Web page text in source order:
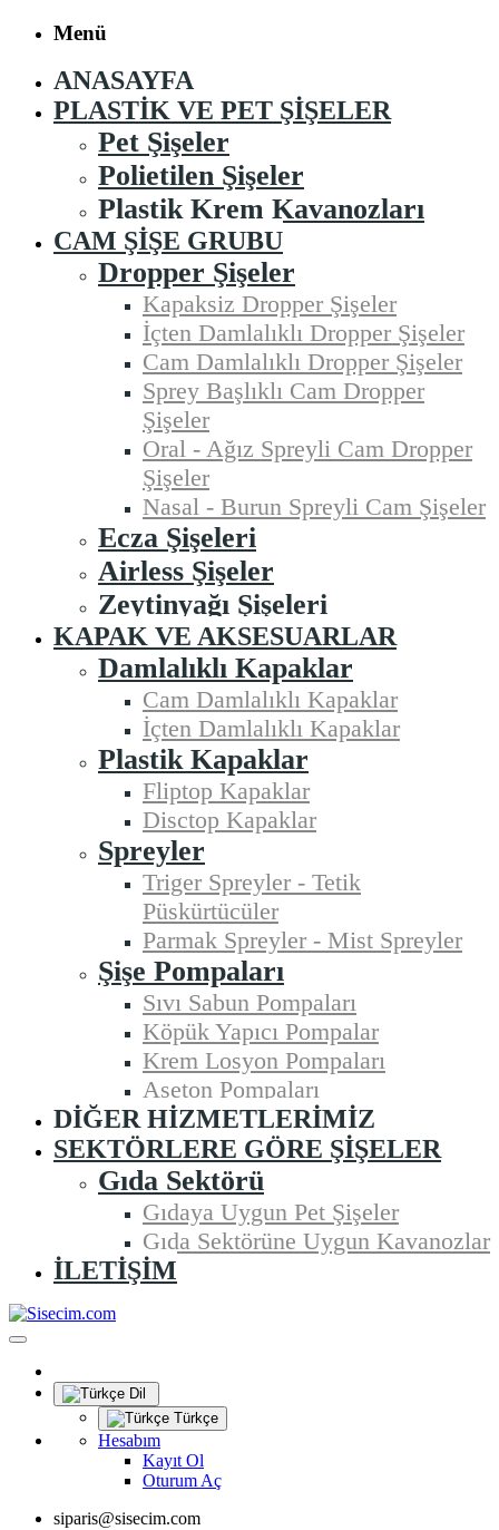
Menü
ANASAYFA
PLASTIK VE PET ŞIŞELER
Pet Şişeler
Polietilen Şişeler
Plastik Krem Kavanozları
CAM ŞIŞE GRUBU
Dropper Şişeler
Kapaksiz Dropper Şişeler
İçten Damlalıklı Dropper Şişeler
Cam Damlalıklı Dropper Şişeler
Sprey Başlıklı Cam Dropper
Şişeler
Oral - Ağız Spreyli Cam Dropper
Şişeler
Nasal - Burun Spreyli Cam Şişeler
Ecza Şişeleri
Airless Şişeler
Zeytinyağı Şişeleri
KAPAK VE AKSESUARLAR
Damlalıklı Kapaklar
Cam Damlalıklı Kapaklar
İçten Damlalıklı Kapaklar
Plastik Kapaklar
Fliptop Kapaklar
Disctop Kapaklar
Spreyler
Triger Spreyler - Tetik
Püskürtücüler
Parmak Spreyler - Mist Spreyler
Şişe Pompaları
Sıvı Sabun Pompaları
Köpük Yapıcı Pompalar
Krem Losyon Pompaları
Aseton Pompaları
DIĞER HIZMETLERIMIZ
SEKTÖRLERE GÖRE ŞIŞELER
Gıda Sektörü
Gıdaya Uygun Pet Şişeler
Gıda Sektörüne Uygun Kavanozlar
İLETIŞIM
Dil
Türkçe
Hesabım
Kayıt Ol
Oturum Aç
siparis@sisecim.com